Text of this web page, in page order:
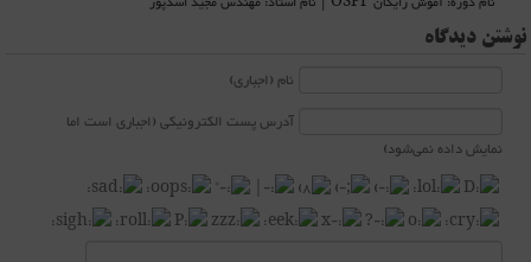
نوشتن دیدگاه
نام (اجباری)
آدرس پست الکترونیکی (اجباری است اما
نمایش داده نمی‌شود)